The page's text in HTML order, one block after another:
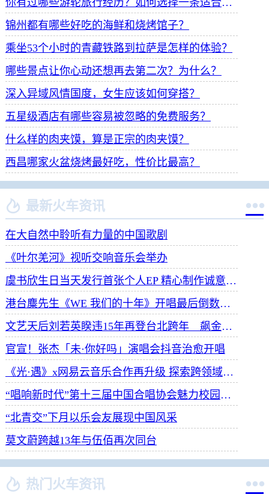
你有过哪些游轮旅行经历？如何选择一条适合自己的游轮线路？
锦州都有哪些好吃的海鲜和烧烤馆子？
乘坐53个小时的青藏铁路到拉萨是怎样的体验？
哪些景点让你心动还想再去第二次？为什么？
深入异域风情国度，女生应该如何穿搭？
五星级酒店有哪些容易被忽略的免费服务？
什么样的肉夹馍，算是正宗的肉夹馍？
西昌哪家火盆烧烤最好吃，性价比最高？
 最新火车资讯 
在大自然中聆听有力量的中国歌剧
《叶尔羌河》视听交响音乐会举办
虞书欣生日当天发行首张个人EP 精心制作诚意满满
港台麋先生《WE 我们的十年》开唱最后倒数 惊喜释出10周年纪念单曲宠粉
文艺天后刘若英睽违15年再登台北跨年 飙金嗓演唱经典招牌歌掀回忆杀
官宣！张杰「未·你好吗」演唱会抖音治愈开唱
《光·遇》x网易云音乐合作再升级 探索跨领域社交新体验
“唱响新时代”第十三届中国合唱协会魅力校园合唱展演开幕
“北青交”下月以乐会友展现中国风采
莫文蔚跨越13年与伍佰再次同台
 热门火车资讯 